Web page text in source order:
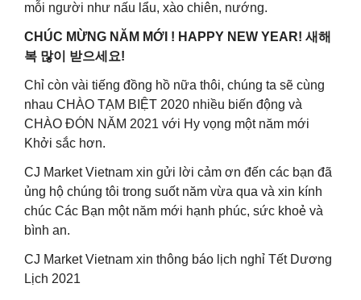
mỗi người như nấu lẩu, xào chiên, nướng.
CHÚC MỪNG NĂM MỚI ! HAPPY NEW YEAR! 새해
복 많이 받으세요!
Chỉ còn vài tiếng đồng hồ nữa thôi, chúng ta sẽ cùng
nhau CHÀO TẠM BIỆT 2020 nhiều biến động và
CHÀO ĐÓN NĂM 2021 với Hy vọng một năm mới
Khởi sắc hơn.
CJ Market Vietnam xin gửi lời cảm ơn đến các bạn đã
ủng hộ chúng tôi trong suốt năm vừa qua và xin kính
chúc Các Bạn một năm mới hạnh phúc, sức khoẻ và
bình an.
CJ Market Vietnam xin thông báo lịch nghỉ Tết Dương
Lịch 2021